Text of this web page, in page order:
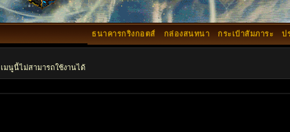
ป
กระเป๋าสัมภาระ
กล่องสนทนา
ธนาคารกริงกอตส์
เมนูนี้ไม่สามารถใช้งานได้